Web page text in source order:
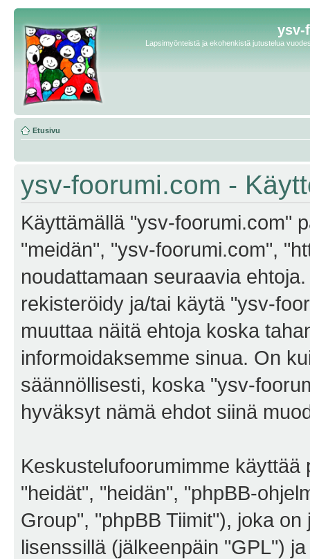
ysv-
Lapsimyönteistä ja ekohenkistä jutustelua
Etusivu
ysv-foorumi.com -
Käyttämällä "ysv-foorumi.com"
"meidän", "ysv-foorumi.com",
noudattamaan seuraavia
rekisteröidy ja/tai käytä "ysv-
muuttaa näitä ehtoja koska
informoidaksemme sinua. On
säännöllisesti, koska "ysv-
hyväksyt nämä ehdot siinä
Keskustelufoorumimme
"heidät", "heidän", "phpBB-
Group", "phpBB Tiimit"), joka on
lisenssillä (jälkeenpäin "GPL")